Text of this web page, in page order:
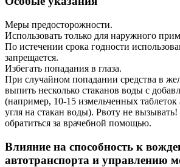
Меры предосторожности.
Использовать только для наружного
По истечении срока годности
запрещается.
Избегать попадания в глаза.
При случайном попадании средства в
выпить несколько стаканов воды с
(например, 10-15 измельченных
угля на стакан воды). Рвоту не
обратиться за врачебной помощью.
Влияние на способность к
автотранспорта и управлению